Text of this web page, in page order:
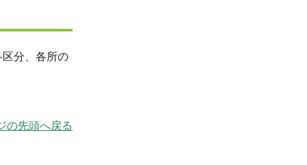
分、各所の
の先頭へ戻る